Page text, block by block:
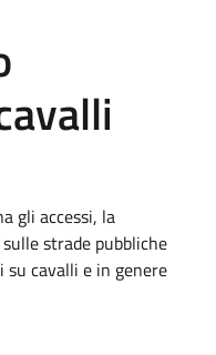
gli accessi, la
strade pubbliche
su cavalli e in genere